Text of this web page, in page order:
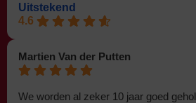
Uitstekend
4.6
Martien Van der Putten
We worden al zeker 10 jaar goed